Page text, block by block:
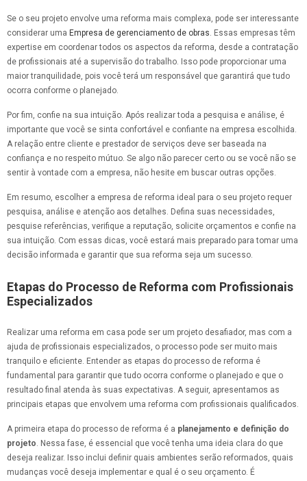
Se o seu projeto envolve uma reforma mais complexa, pode ser interessante
considerar uma Empresa de gerenciamento de obras. Essas empresas têm
expertise em coordenar todos os aspectos da reforma, desde a contratação
de profissionais até a supervisão do trabalho. Isso pode proporcionar uma
maior tranquilidade, pois você terá um responsável que garantirá que tudo
ocorra conforme o planejado.
Por fim, confie na sua intuição. Após realizar toda a pesquisa e análise, é
importante que você se sinta confortável e confiante na empresa escolhida.
A relação entre cliente e prestador de serviços deve ser baseada na
confiança e no respeito mútuo. Se algo não parecer certo ou se você não se
sentir à vontade com a empresa, não hesite em buscar outras opções.
Em resumo, escolher a empresa de reforma ideal para o seu projeto requer
pesquisa, análise e atenção aos detalhes. Defina suas necessidades,
pesquise referências, verifique a reputação, solicite orçamentos e confie na
sua intuição. Com essas dicas, você estará mais preparado para tomar uma
decisão informada e garantir que sua reforma seja um sucesso.
Etapas do Processo de Reforma com Profissionais
Especializados
Realizar uma reforma em casa pode ser um projeto desafiador, mas com a
ajuda de profissionais especializados, o processo pode ser muito mais
tranquilo e eficiente. Entender as etapas do processo de reforma é
fundamental para garantir que tudo ocorra conforme o planejado e que o
resultado final atenda às suas expectativas. A seguir, apresentamos as
principais etapas que envolvem uma reforma com profissionais qualificados.
A primeira etapa do processo de reforma é a planejamento e definição do
projeto. Nessa fase, é essencial que você tenha uma ideia clara do que
deseja realizar. Isso inclui definir quais ambientes serão reformados, quais
mudanças você deseja implementar e qual é o seu orçamento. É